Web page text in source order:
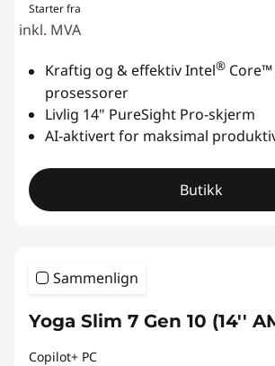
Starter fra
inkl. MVA
Kraftig og & effektiv Intel®
prosessorer
Livlig 14" PureSight Pro-skjerm
AI-aktivert for maksimal
Butikk
Sammenlign
Yoga Slim 7 Gen 10 (14''
Copilot+ PC